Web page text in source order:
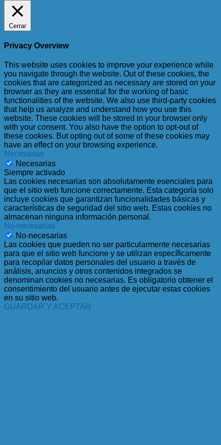
Cerrar
Privacy Overview
This website uses cookies to improve your experience while
you navigate through the website. Out of these cookies, the
cookies that are categorized as necessary are stored on your
browser as they are essential for the working of basic
functionalities of the website. We also use third-party cookies
that help us analyze and understand how you use this
website. These cookies will be stored in your browser only
with your consent. You also have the option to opt-out of
these cookies. But opting out of some of these cookies may
have an effect on your browsing experience.
Necesarias
Necesarias
Siempre activado
Las cookies necesarias son absolutamente esenciales para
que el sitio web funcione correctamente. Esta categoría solo
incluye cookies que garantizan funcionalidades básicas y
características de seguridad del sitio web. Estas cookies no
almacenan ninguna información personal.
No-necesarias
No-necesarias
Las cookies que pueden no ser particularmente necesarias
para que el sitio web funcione y se utilizan específicamente
para recopilar datos personales del usuario a través de
análisis, anuncios y otros contenidos integrados se
denominan cookies no necesarias. Es obligatorio obtener el
consentimiento del usuario antes de ejecutar estas cookies
en su sitio web.
GUARDAR Y ACEPTAR